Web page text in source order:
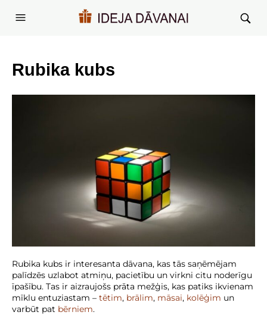
Rubika kubs
Rubika kubs ir interesanta dāvana, kas tās saņēmējam
palīdzēs uzlabot atmiņu, pacietību un virkni citu noderīgu
īpašību. Tas ir aizraujošs prāta mežģis, kas patiks ikvienam
mīklu entuziastam – tētim, brālim, māsai, kolēģim un
varbūt pat bērniem.